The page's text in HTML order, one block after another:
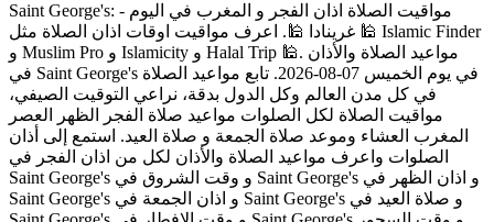
Saint George's: مواقيت الصلاة اذان الفجر و المغرب في اليوم -
غرينادا 🕌. اعرف مواقيت اوقات اذان الصلاة مثل 🕌 Islamic Finder
و Muslim Pro و Islamicity و Halal Trip 🕌. مواعيد الصلاة والأذان
في Saint George's في يوم الخميس 07-08-2026. تابع مواعيد الصلاة
في كل مدن العالم وكل الدول بدقة، نراعي التوقيت الصيفي،
مواقيت الصلاة لكل الصلوات مواعيد صلاة الفجر الظهر العصر
المغرب العشاء وموعد صلاة الجمعة و صلاة العيد. استمع إلى أذان
الصلوات واعرف مواعيد الصلاة والأذان لكل من اذان الفجر في
Saint George's و وقت الشروق في Saint George's و اذان الظهر في
Saint George's و اذان الجمعة في Saint George's و صلاة العيد في